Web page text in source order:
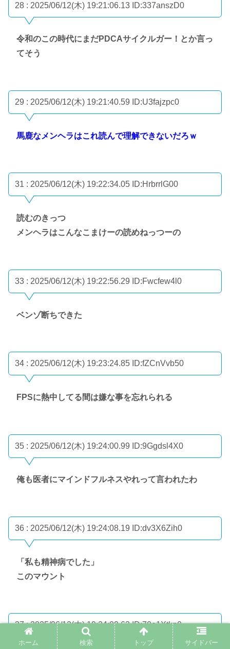
28 : 2025/06/12(木) 19:21:06.13 ID:337anszD0
令和のこの時代にまだPDCAサイクルガー！とか言っ
てそう
29 : 2025/06/12(木) 19:21:40.59 ID:U3fajzpc0
馬鹿なメンヘラはこれ読んで理解できないだろｗ
31 : 2025/06/12(木) 19:22:34.05 ID:HrbrrlG00
読むのきっつ
メンヘラはこんなこまけーの読めねっつーの
33 : 2025/06/12(木) 19:22:56.29 ID:Fwcfew4l0
ベンゾ断ちできた
34 : 2025/06/12(木) 19:23:24.85 ID:fZCnVvb50
FPSに熱中してる間は嫌な事を忘れられる
35 : 2025/06/12(木) 19:24:00.99 ID:9Ggdsl4X0
俺も医者にマインドフルネスやれって言われたわ
36 : 2025/06/12(木) 19:24:08.19 ID:dv3X6Zih0
「私も精神病でした」
このマウント
37 : 2025/06/12(木) 19:24:09.63ID:70e1Xtkp0
ホーム 検索 トップ サイドバー